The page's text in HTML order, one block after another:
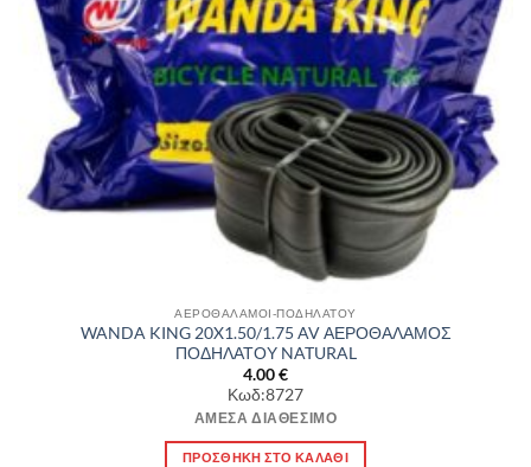
ΑΕΡΟΘΑΛΑΜΟΙ-ΠΟΔΗΛΑΤΟΥ
WANDA KING 20X1.50/1.75 AV ΑΕΡΟΘΑΛΑΜΟΣ
ΠΟΔΗΛΑΤΟΥ NATURAL
4.00€
Κωδ:8727
ΆΜΕΣΑ ΔΙΑΘΈΣΙΜΟ
ΠΡΟΣΘΉΚΗ ΣΤΟ ΚΑΛΆΘΙ